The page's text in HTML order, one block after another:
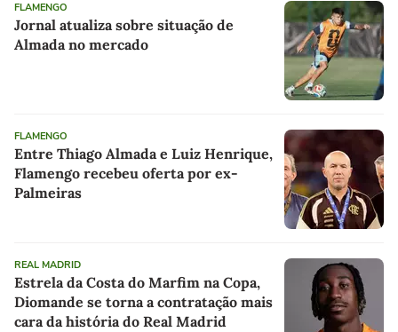
FLAMENGO
Jornal atualiza sobre situação de
Almada no mercado
FLAMENGO
Entre Thiago Almada e Luiz Henrique,
Flamengo recebeu oferta por ex-
Palmeiras
REAL MADRID
Estrela da Costa do Marfim na Copa,
Diomande se torna a contratação mais
cara da história do Real Madrid